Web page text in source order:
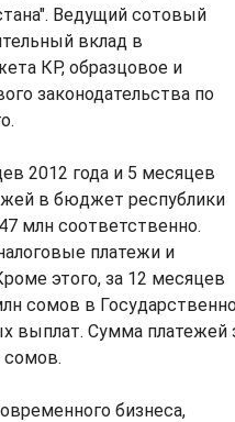
Ведущий сотовый
вклад в
КР, образцовое и
законодательства по
2012 года и 5 месяцев
в бюджет республики
млн соответственно.
платежи и
этого, за 12 месяцев
сомов в
выплат. Сумма платежей
сомов.
бизнеса,